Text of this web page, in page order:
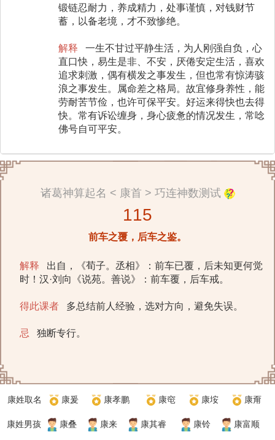
锻链忍耐力，养成精力，处事谨慎，对钱财节
蓄，以备老境，才不致惨绝。
解释
一生不甘过平静生活，为人刚强自负，心
直口快，易生是非、不安，厌倦安定生活，喜欢
追求刺激，偶有横发之事发生，但也常有惊涛骇
浪之事发生。属命差之格局。故宜修身养性，能
劳耐苦节俭，也许可保平安。好运来得快也去得
快。常有诉讼缠身，身心疲惫的情况发生，常唸
佛号自可平安。
诸葛神算起名 < 康首 > 巧连神数测试
115
前车之覆，后车之鉴。
解释
出自，《荀子。丞相》：前车已覆，后未知更何觉
时！汉·刘向《说苑。善说》：前车覆，后车戒。
得此课者 多总结前人经验，选对方向，避免失误。
忌 独断专行。
康姓取名 康爰 康孝鹏 康窀 康垵 康甭
康姓男孩 康叠 康来 康其睿 康铃 康富顺